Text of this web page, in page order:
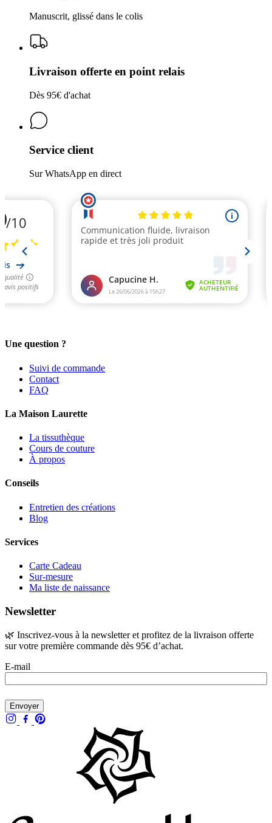
Manuscrit, glissé dans le colis
Livraison offerte en point relais
Dès 95€ d'achat
Service client
Sur WhatsApp en direct
Une question ?
Suivi de commande
Contact
FAQ
La Maison Laurette
La tissuthèque
Cours de couture
À propos
Conseils
Entretien des créations
Blog
Services
Carte Cadeau
Sur-mesure
Ma liste de naissance
Newsletter
🌿 Inscrivez-vous à la newsletter et profitez de la livraison offerte
sur votre première commande dès 95€ d’achat.
E-mail